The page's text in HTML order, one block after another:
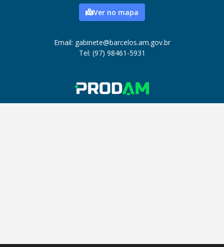
Ver no mapa
Email: gabinete@barcelos.am.gov.br
Tel: (97) 98461-5931